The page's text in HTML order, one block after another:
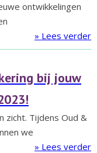
ontwikkelingen
» Lees verder
bij jouw
zicht. Tijdens Oud &
we
» Lees verder